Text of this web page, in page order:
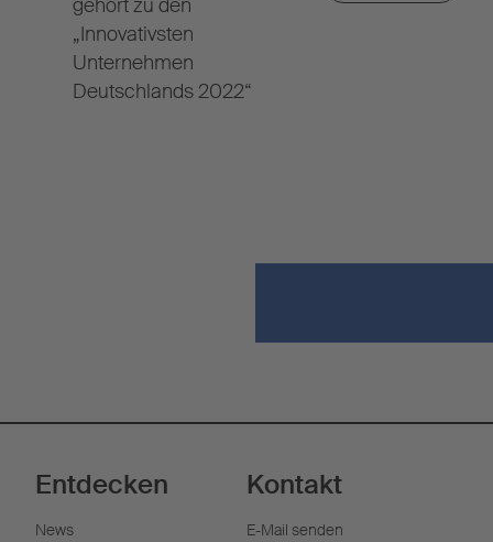
gehört zu den
„Innovativsten
Unternehmen
Deutschlands 2022“
Entdecken
News
Kontakt
E-Mail senden